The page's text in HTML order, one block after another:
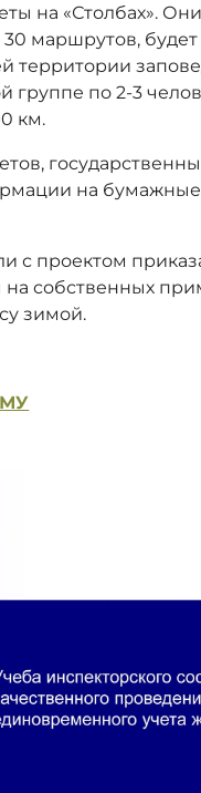
на «Столбах».
маршрутов, будет
территории
группе по 2-3
км.
на бумажные
с проектом
собственных
зимой.